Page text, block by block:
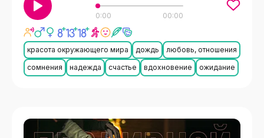
0:00 00:00
красота окружающего мира дождь
любовь, отношения
сомнения
надежда счастье вдохновение ожидание